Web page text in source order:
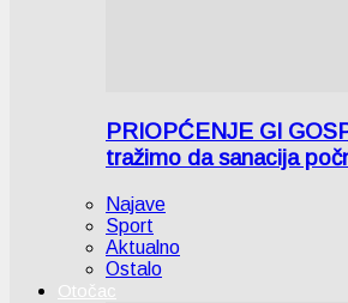
PRIOPĆENJE GI
tražimo da sanacija
Najave
Sport
Aktualno
Ostalo
Otočac